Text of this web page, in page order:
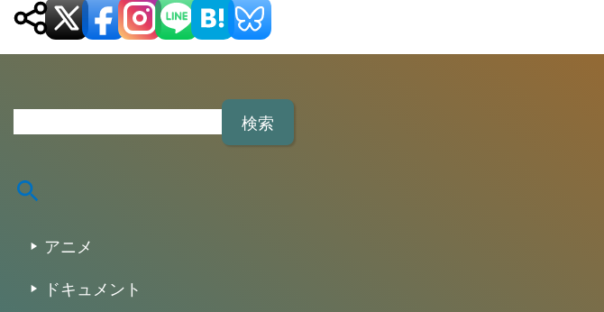
アニメ
ドキュメント